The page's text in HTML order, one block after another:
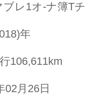
レ1オ-ナ簿Tチ
年
106,611km
02月26日